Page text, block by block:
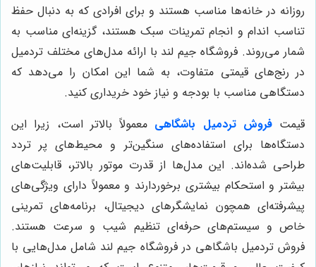
روزانه در خانه‌ها مناسب هستند و برای افرادی که به دنبال حفظ
تناسب اندام و انجام تمرینات سبک هستند، گزینه‌ای مناسب به
شمار می‌روند. فروشگاه جیم لند با ارائه مدل‌های مختلف تردمیل
در رنج‌های قیمتی متفاوت، به شما این امکان را می‌دهد که
دستگاهی مناسب با بودجه و نیاز خود خریداری کنید.
قیمتفروش تردمیل باشگاهی معمولاً بالاتر است، زیرا این
دستگاه‌ها برای استفاده‌های سنگین‌تر و محیط‌های پر تردد
طراحی شده‌اند. این مدل‌ها از قدرت موتور بالاتر، قابلیت‌های
بیشتر و استحکام بیشتری برخوردارند و معمولاً دارای ویژگی‌های
پیشرفته‌ای همچون نمایشگرهای دیجیتال، برنامه‌های تمرینی
خاص و سیستم‌های حرفه‌ای تنظیم شیب و سرعت هستند.
فروش تردمیل باشگاهی در فروشگاه جیم لند شامل مدل‌هایی با